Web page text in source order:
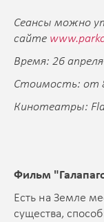
Сеансы можно
сайте
Время: 26
Стоимость: от
Кинотеатры:
Фильм
Есть на Земле
существа,